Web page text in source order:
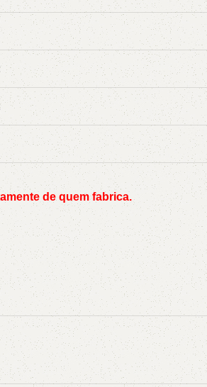
de quem fabrica.